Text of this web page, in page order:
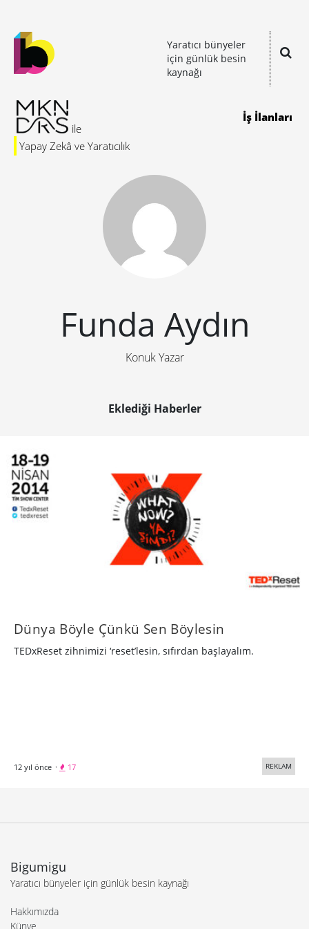
Yaratıcı bünyeler
için günlük besin
kaynağı
Yapay Zekâ ve Yaratıcılık
İş İlanları
Funda Aydın
Konuk Yazar
Eklediği Haberler
Dünya Böyle Çünkü Sen Böylesin
TEDxReset zihnimizi ‘reset’lesin, sıfırdan başlayalım.
12 yıl önce · 17 REKLAM
Bigumigu
Yaratıcı bünyeler için günlük besin kaynağı
Hakkımızda
Künye